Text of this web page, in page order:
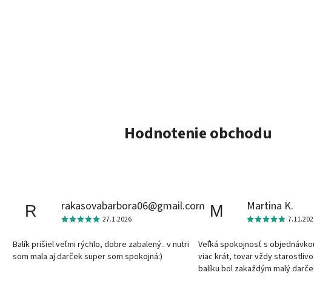
Hodnotenie obchodu
R rakasovabarbora06@gmail.com
27.1.2026
Balík prišiel veľmi rýchlo, dobre zabalený.. v nutri
som mala aj darček super som spokojná:)
M Martina K.
Veľká spokojnosť s
viac krát, tovar vždy
balíku bol zakaždým malý